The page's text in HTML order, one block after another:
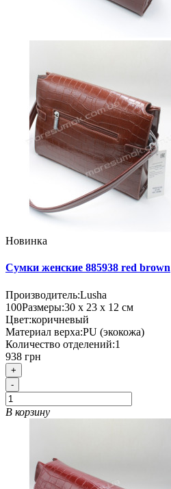
Новинка
Сумки женские 885938 red brown
Производитель:Lusha
100Размеры:30 х 23 х 12 см
Цвет:коричневый
Материал верха:PU (экокожа)
Количество отделений:1
938 грн
+
-
В корзину